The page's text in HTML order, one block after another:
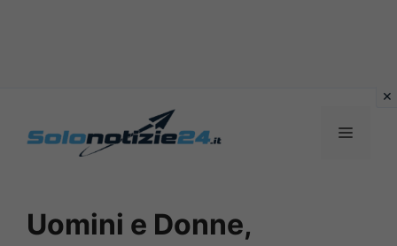
MENU
Uomini e Donne,